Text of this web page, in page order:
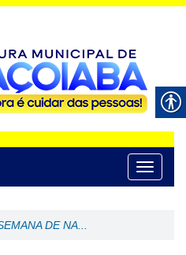
Toggle
DE NA...